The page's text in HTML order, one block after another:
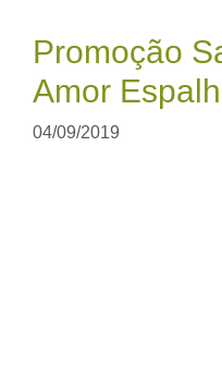
Promoção
Amor
04/09/2019